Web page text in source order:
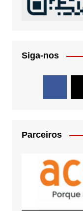
Siga-nos
Parceiros